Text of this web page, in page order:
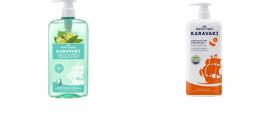
Nature Tech (11 produse)
Ommia Skincare & Mothercare (9
Organic Terra (2 produse)
Papoutsanis SA (37 produse)
Pawxie (12 produse)